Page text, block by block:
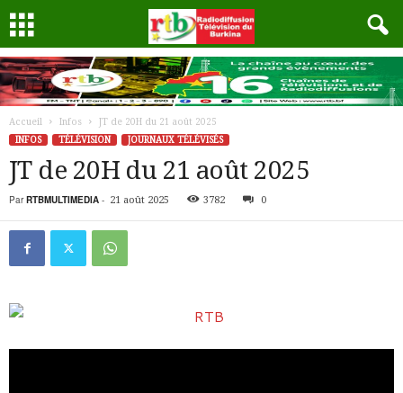
Accueil Infos
JT de 20H du 21 août 2025
INFOS
TÉLÉVISION JOURNAUX TÉLÉVISÉS
JT de 20H du 21 août 2025
Par RTBMULTIMEDIA - 21 août 2025 3782 0